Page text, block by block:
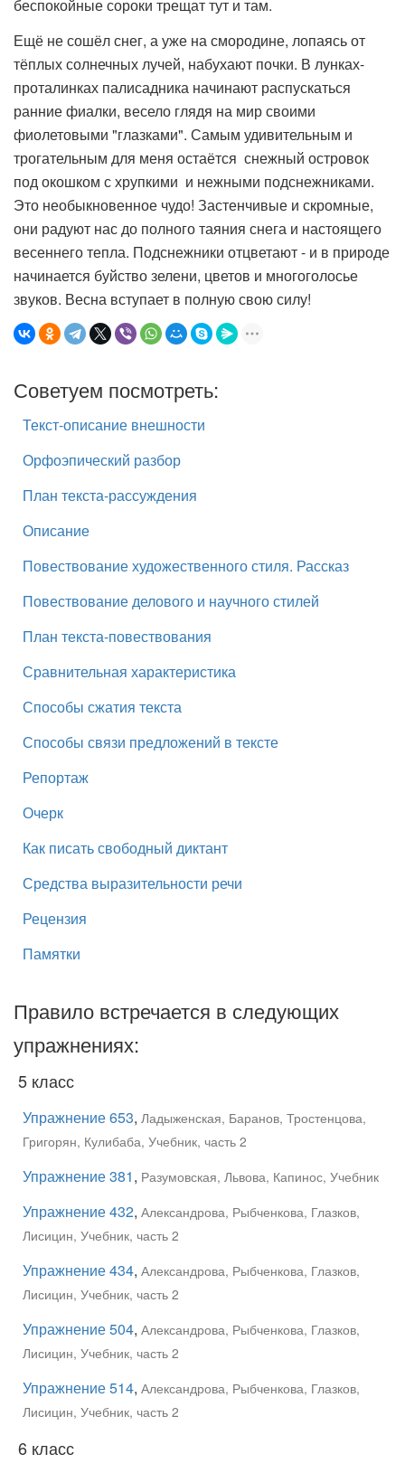
беспокойные сороки трещат тут и там.
Ещё не сошёл снег, а уже на смородине, лопаясь от
тёплых солнечных лучей, набухают почки. В лунках-
проталинках палисадника начинают распускаться
ранние фиалки, весело глядя на мир своими
фиолетовыми "глазками". Самым удивительным и
трогательным для меня остаётся снежный островок
под окошком с хрупкими и нежными подснежниками.
Это необыкновенное чудо! Застенчивые и скромные,
они радуют нас до полного таяния снега и настоящего
весеннего тепла. Подснежники отцветают - и в природе
начинается буйство зелени, цветов и многоголосье
звуков. Весна вступает в полную свою силу!
Советуем посмотреть:
Текст-описание внешности
Орфоэпический разбор
План текста-рассуждения
Описание
Повествование художественного стиля. Рассказ
Повествование делового и научного стилей
План текста-повествования
Сравнительная характеристика
Способы сжатия текста
Способы связи предложений в тексте
Репортаж
Очерк
Как писать свободный диктант
Средства выразительности речи
Рецензия
Памятки
Правило встречается в следующих
упражнениях:
5 класс
Упражнение 653, Ладыженская, Баранов, Тростенцова,
Григорян, Кулибаба, Учебник, часть 2
Упражнение 381, Разумовская, Львова, Капинос, Учебник
Упражнение 432, Александрова, Рыбченкова, Глазков,
Лисицин, Учебник, часть 2
Упражнение 434, Александрова, Рыбченкова, Глазков,
Лисицин, Учебник, часть 2
Упражнение 504, Александрова, Рыбченкова, Глазков,
Лисицин, Учебник, часть 2
Упражнение 514, Александрова, Рыбченкова, Глазков,
Лисицин, Учебник, часть 2
6 класс